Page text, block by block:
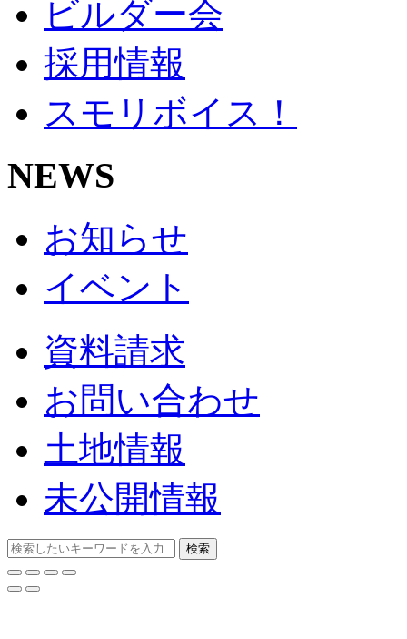
ビルダー会
採用情報
スモリボイス！
NEWS
お知らせ
イベント
資料請求
お問い合わせ
土地情報
未公開情報
検索